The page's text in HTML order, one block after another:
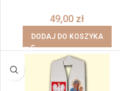
49,00 zł
DODAJ DO KOSZYKA